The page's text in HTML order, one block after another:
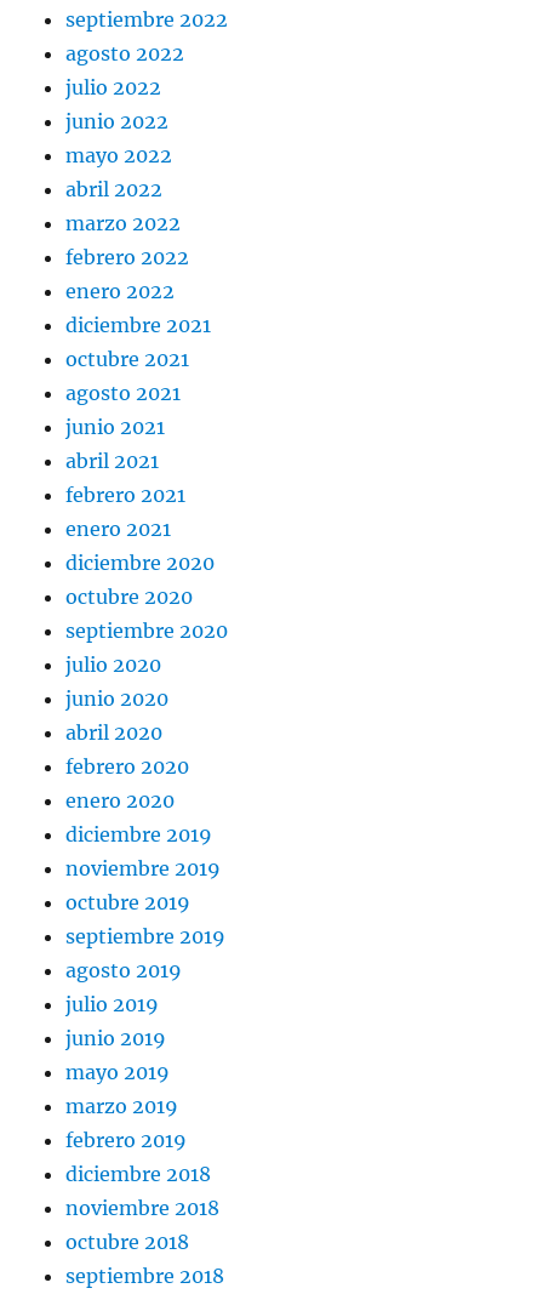
septiembre 2022
agosto 2022
julio 2022
junio 2022
mayo 2022
abril 2022
marzo 2022
febrero 2022
enero 2022
diciembre 2021
octubre 2021
agosto 2021
junio 2021
abril 2021
febrero 2021
enero 2021
diciembre 2020
octubre 2020
septiembre 2020
julio 2020
junio 2020
abril 2020
febrero 2020
enero 2020
diciembre 2019
noviembre 2019
octubre 2019
septiembre 2019
agosto 2019
julio 2019
junio 2019
mayo 2019
marzo 2019
febrero 2019
diciembre 2018
noviembre 2018
octubre 2018
septiembre 2018